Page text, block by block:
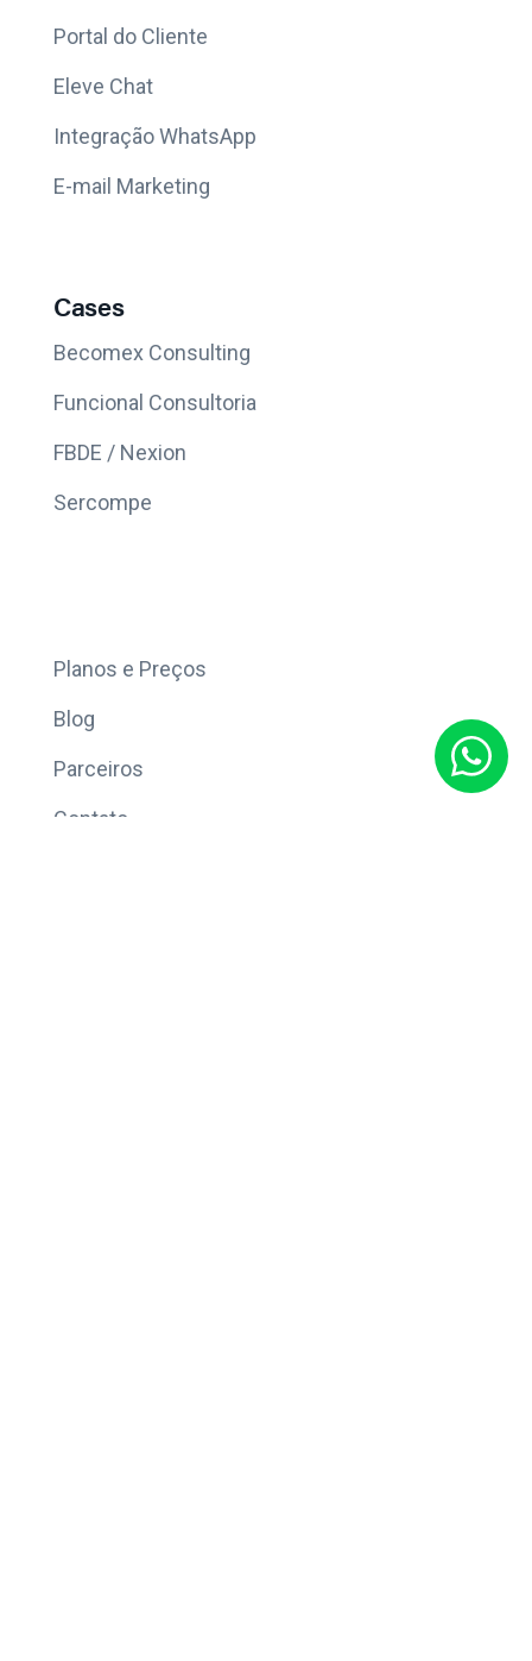
Portal do Cliente
Eleve Chat
Integração WhatsApp
E-mail Marketing
Cases
Becomex Consulting
Funcional Consultoria
FBDE / Nexion
Sercompe
Planos e Preços
Blog
Parceiros
Contato